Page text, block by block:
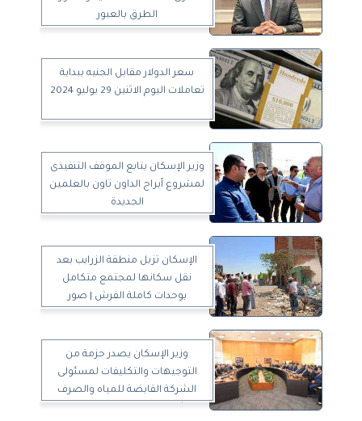
الطرق بالعبور
سعر الدولار مقابل الجنيه ببداية
تعاملات اليوم الاثنين 29 يوليو 2024
وزير الإسكان يتابع الموقف التنفيذى
لمشروع أبراج الداون تاون بالعلمين
الجديدة
الإسكان تزيل منطقة الزرايب بعد
نقل سكانها لمجتمع متكامل
بوحدات كاملة الفرش | صور
وزير الإسكان يصدر حزمة من
التوجيهات والتكليفات لمسئولى
الشركة القابضة للمياه والصرف